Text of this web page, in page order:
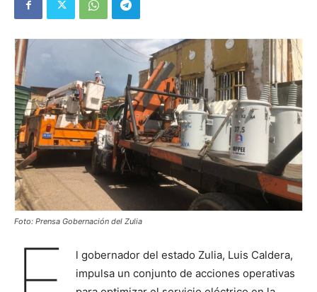
Foto: Prensa Gobernación del Zulia
l gobernador del estado Zulia, Luis Caldera,
impulsa un conjunto de acciones operativas